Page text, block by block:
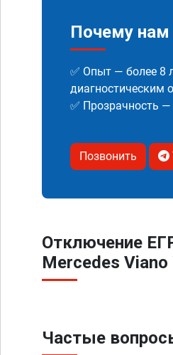
Почему
✅ Опыт — более 8
диагностическим
✅ Прозрачность
Позвонить
Отключение
Mercedes Viano
Частые